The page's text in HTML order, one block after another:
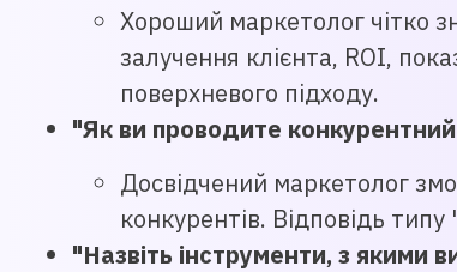
Хороший маркетолог чітко
залучення клієнта, ROI,
поверхневого підходу.
"Як ви проводите конкурентний
Досвідчений маркетолог
конкурентів. Відповідь
"Назвіть інструменти, з якими